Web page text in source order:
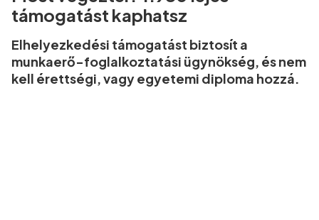
támogatást kaphatsz
Elhelyezkedési támogatást biztosít a
munkaerő-foglalkoztatási ügynökség, és nem
kell érettségi, vagy egyetemi diploma hozzá.